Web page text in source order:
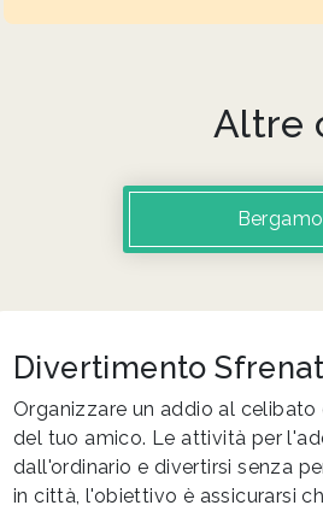
Altre
Bergamo
Divertimento
Organizzare un addio al
del tuo amico. Le attività per
dall'ordinario e divertirsi senza
in città, l'obiettivo è assicurarsi